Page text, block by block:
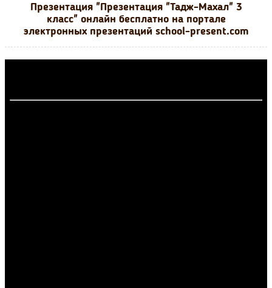
Презентация "Презентация "Тадж-Махал" 3
класс" онлайн бесплатно на портале
электронных презентаций school-present.com